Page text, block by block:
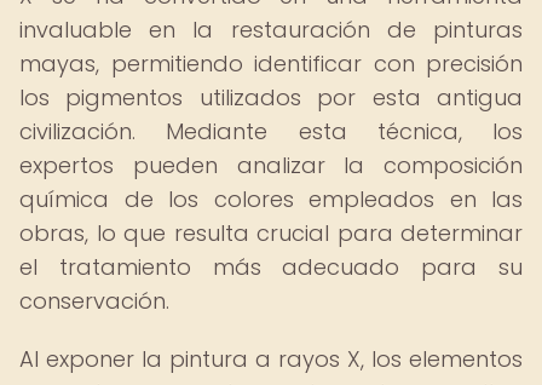
invaluable en la restauración de pinturas
mayas, permitiendo identificar con precisión
los pigmentos utilizados por esta antigua
civilización. Mediante esta técnica, los
expertos pueden analizar la composición
química de los colores empleados en las
obras, lo que resulta crucial para determinar
el tratamiento más adecuado para su
conservación.
Al exponer la pintura a rayos X, los elementos